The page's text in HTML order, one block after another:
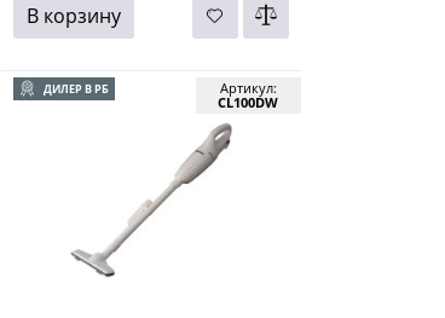
В корзину
ДИЛЕР В РБ
Артикул:
CL100DW